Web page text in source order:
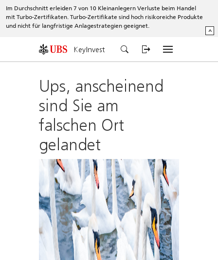
Im Durchschnitt erleiden 7 von 10 Kleinanlegern Verluste beim Handel
mit Turbo-Zertifikaten. Turbo-Zertifikate sind hoch risikoreiche Produkte
und nicht für langfristige Anlagestrategien geeignet.
^
KeyInvest
Ups, anscheinend
sind Sie am
falschen Ort
gelandet